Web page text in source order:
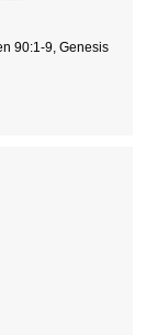
90:1-9, Genesis